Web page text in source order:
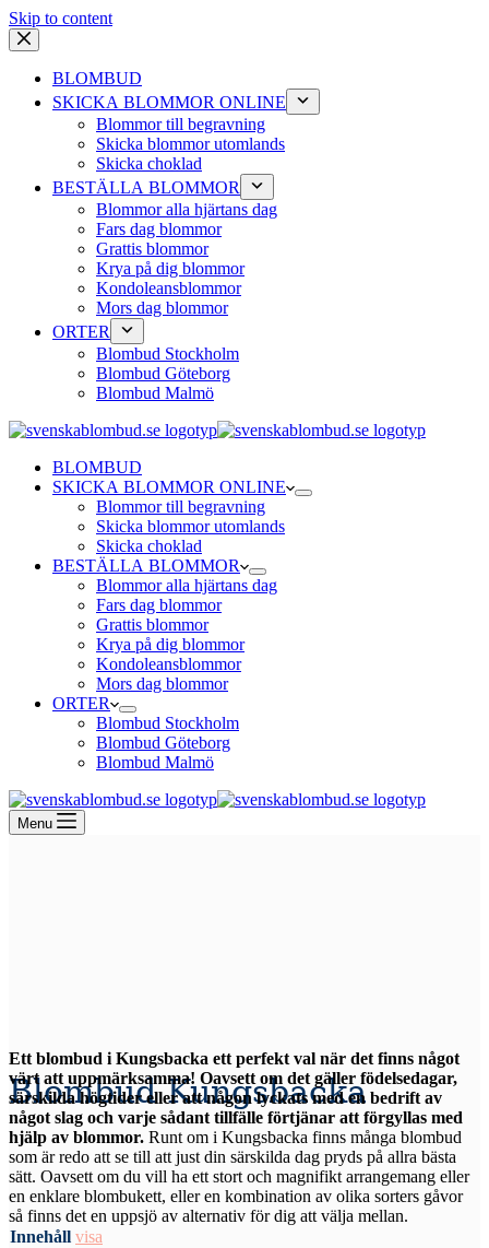
Skip to content
BLOMBUD
SKICKA BLOMMOR ONLINE
Blommor till begravning
Skicka blommor utomlands
Skicka choklad
BESTÄLLA BLOMMOR
Blommor alla hjärtans dag
Fars dag blommor
Grattis blommor
Krya på dig blommor
Kondoleansblommor
Mors dag blommor
ORTER
Blombud Stockholm
Blombud Göteborg
Blombud Malmö
BLOMBUD
SKICKA BLOMMOR ONLINE
Blommor till begravning
Skicka blommor utomlands
Skicka choklad
BESTÄLLA BLOMMOR
Blommor alla hjärtans dag
Fars dag blommor
Grattis blommor
Krya på dig blommor
Kondoleansblommor
Mors dag blommor
ORTER
Blombud Stockholm
Blombud Göteborg
Blombud Malmö
Menu
Blombud Kungsbacka
Ett blombud i Kungsbacka ett perfekt val när det finns något
värt att uppmärksamma! Oavsett om det gäller födelsedagar,
särskilda högtider eller att någon lyckats med en bedrift av
något slag och varje sådant tillfälle förtjänar att förgyllas med
hjälp av blommor.
som är redo att se till att just din särskilda dag pryds på allra bästa
sätt. Oavsett om du vill ha ett stort och magnifikt arrangemang eller
en enklare blombukett, eller en kombination av olika sorters gåvor
så finns det en uppsjö av alternativ för dig att välja mellan.
Innehåll visa